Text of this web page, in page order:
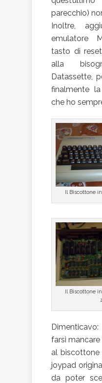
parecchio)
Inoltre,
emulatore
tasto di
alla
Datassette,
finalmente
che ho
Il Biscottone
Il Biscottone
farsi
al
joypad
da poter